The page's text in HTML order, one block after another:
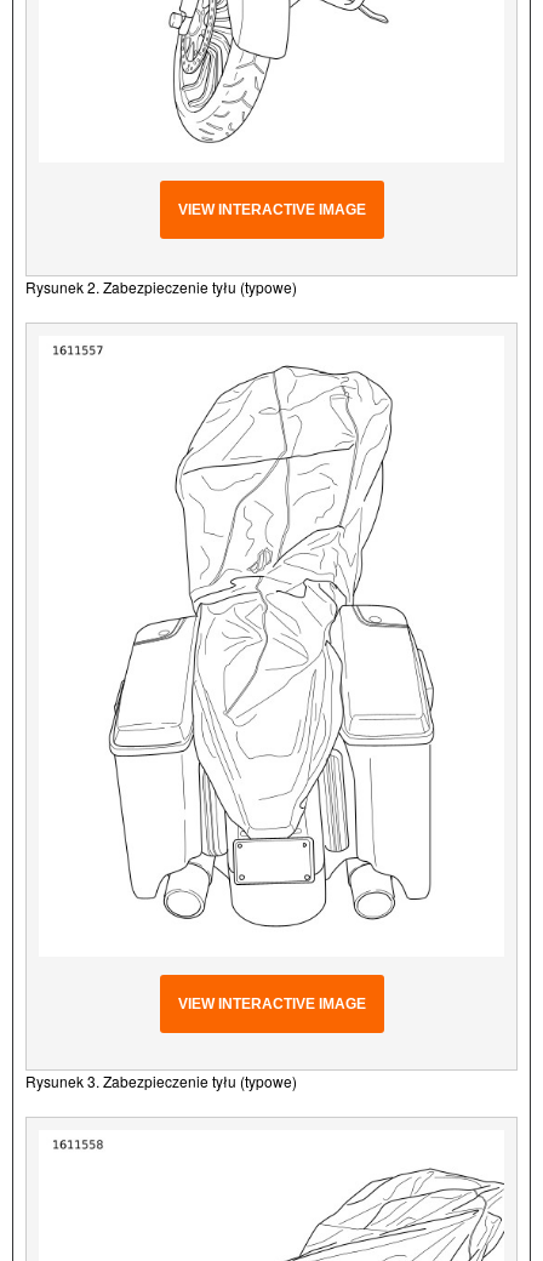
VIEW INTERACTIVE IMAGE
Rysunek 2. Zabezpieczenie tyłu (typowe)
VIEW INTERACTIVE IMAGE
Rysunek 3. Zabezpieczenie tyłu (typowe)